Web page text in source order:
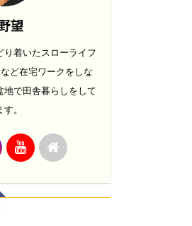
望
り着いたスローライフ
ど在宅ワークをしな
地で田舎暮らしをして
す。